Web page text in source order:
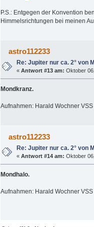
P.S.: Entgegen der Konvention
Himmelsrichtungen bei meinen
astro112233
Re: Jupiter nur ca. 2° von
«Antwort #13 am: Oktober
Mondkranz.
Aufnahmen: Harald Wochner VSS
astro112233
Re: Jupiter nur ca. 2° von
«Antwort #14 am: Oktober
Mondhalo.
Aufnahmen: Harald Wochner VSS